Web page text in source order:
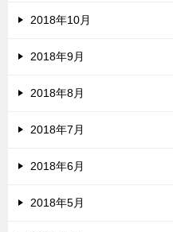
2018年10月
2018年9月
2018年8月
2018年7月
2018年6月
2018年5月